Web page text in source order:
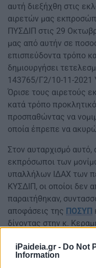
iPaideia.gr - Do Not
Information
αυτή διεξήχθη στις
αιρετών μας
ΠΥΣΔΙΠ στις 29
μας από αυτήν σε
επισπεύδοντα τρόπο
δημιουργήσει
143765/Γ2/10-11-2021
Όρισε τους αιρετούς
κατά τρόπο
προσπαθώντας να
οποία έπρεπε να
Στον αυταρχισμό αυτό,
εκπρόσωποι των
υπαλλήλων ΙΔΑΧ των
ΚΥΣΔΙΠ, οι οποίοι δεν
παραιτήθηκαν,
αποφάσεις της ΠΟΣΥΠ
δίνοντας στην κ.